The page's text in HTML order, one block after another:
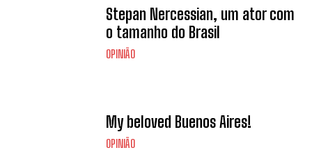
Stepan Nercessian, um ator com
o tamanho do Brasil
OPINIÃO
My beloved Buenos Aires!
OPINIÃO